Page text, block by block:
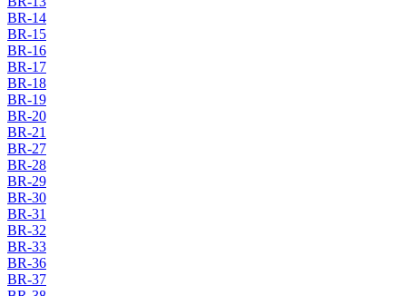
BR-14
BR-15
BR-16
BR-17
BR-18
BR-19
BR-20
BR-21
BR-27
BR-28
BR-29
BR-30
BR-31
BR-32
BR-33
BR-36
BR-37